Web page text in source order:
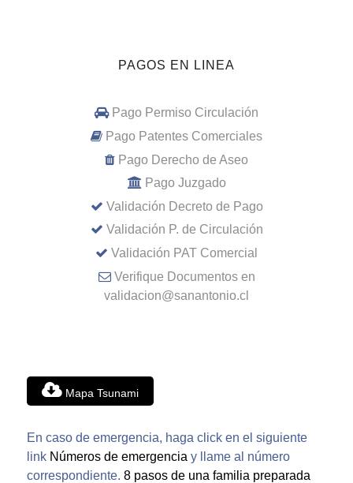
PAGOS EN LINEA
Pago Permiso Circulación
Pago Patentes Comerciales
Pago Derecho de Aseo
Pago Juzgado
Validación Decreto de Pago
Validación P. de Circulación
Validación PAT Comercial
Verifique Documentos en
validacion@sanantonio.cl
Mapa Tsunami
En caso de emergencia, haga click en el siguiente
link Números de emergencia y llame al número
correspondiente. 8 pasos de una familia preparada